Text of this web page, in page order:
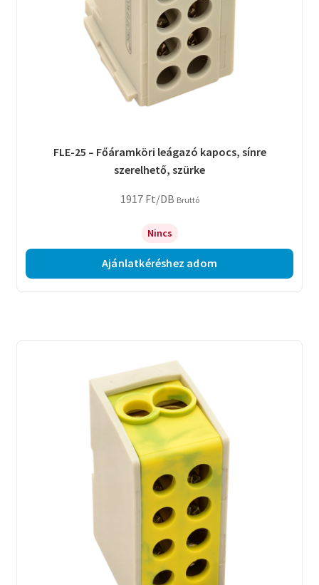
FLE-25 – Főáramköri leágazó kapocs, sínre
szerelhető, szürke
1917 Ft/DB Bruttó
Nincs
Ajánlatkéréshez adom